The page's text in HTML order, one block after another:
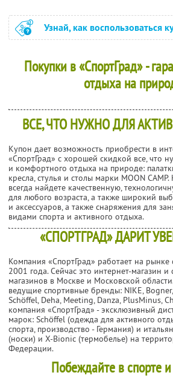
Узнай, как воспользоваться
Покупки в «СпортГрад» -
отдыха на
ВСЕ, ЧТО НУЖНО ДЛЯ
Купон дает возможность приобрести в
«СпортГрад» с хорошей скидкой все, что
и комфортного отдыха на природе:
кресла, стулья и столы марки MOON
всегда найдете качественную,
для любого возраста, а также широкий
и аксессуаров, а также снаряжения для
видами спорта и активного отдыха.
«СПОРТГРАД» ДАРИТ
Компания «СпортГрад» работает на рынке
2001 года. Сейчас это интернет-магазин и
магазинов в Москве и Московской
ведущие спортивные бренды: NIKE,
Schöffel, Deha, Meeting, Danza, PlusMinus,
компания «СпортГрад» - эксклюзивный
марок: Schöffel (одежда для активного
спорта, производство - Германия) и
(носки) и X-Bionic (термобелье) на
Федерации.
Побеждайте в спорте